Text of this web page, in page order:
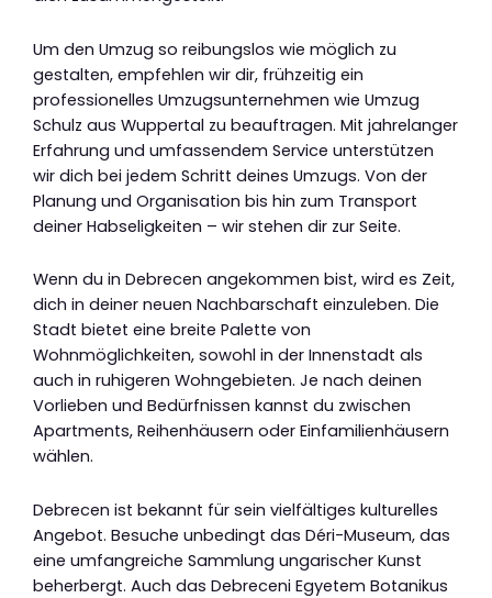
Um den Umzug so reibungslos wie möglich zu
gestalten, empfehlen wir dir, frühzeitig ein
professionelles Umzugsunternehmen wie Umzug
Schulz aus Wuppertal zu beauftragen. Mit jahrelanger
Erfahrung und umfassendem Service unterstützen
wir dich bei jedem Schritt deines Umzugs. Von der
Planung und Organisation bis hin zum Transport
deiner Habseligkeiten – wir stehen dir zur Seite.
Wenn du in Debrecen angekommen bist, wird es Zeit,
dich in deiner neuen Nachbarschaft einzuleben. Die
Stadt bietet eine breite Palette von
Wohnmöglichkeiten, sowohl in der Innenstadt als
auch in ruhigeren Wohngebieten. Je nach deinen
Vorlieben und Bedürfnissen kannst du zwischen
Apartments, Reihenhäusern oder Einfamilienhäusern
wählen.
Debrecen ist bekannt für sein vielfältiges kulturelles
Angebot. Besuche unbedingt das Déri-Museum, das
eine umfangreiche Sammlung ungarischer Kunst
beherbergt. Auch das Debreceni Egyetem Botanikus